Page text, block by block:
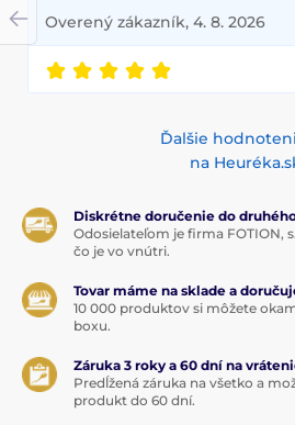
Overený zákazník, 4. 8. 2026
Ďalšie
na
Diskrétne doručenie do
Odosielateľom je firma FOTION,
čo je vo vnútri.
Tovar máme na sklade a
10 000 produktov si môžete
boxu.
Záruka 3 roky a 60 dní na
Predĺžená záruka na všetko a
produkt do 60 dní.